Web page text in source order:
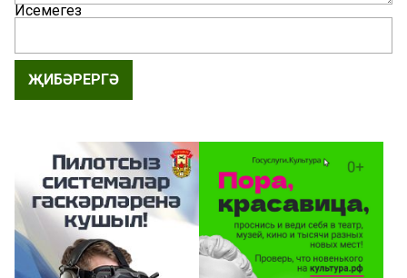
Исемегез
ҖИБӘРЕРГӘ